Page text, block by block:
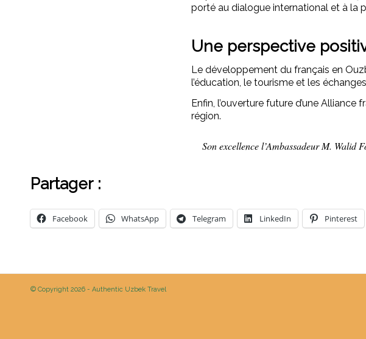
porté au dialogue international et à la
Une perspective
Le développement du français en
l’éducation, le tourisme et les
Enfin, l’ouverture future d’une
région.
Son excellence l’Ambassadeur M. Walid
Partager :
Facebook WhatsApp Telegram LinkedIn Pinterest
© Copyright 2026 - Authentic Uzbek Travel